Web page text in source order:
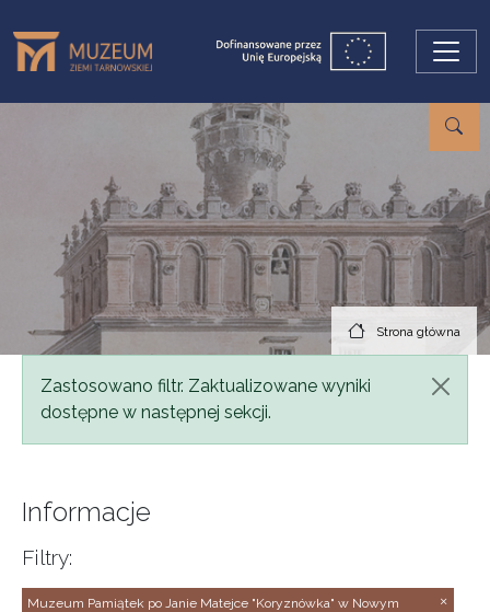
Strona główna
Komunikat
Zastosowano filtr. Zaktualizowane wyniki
dostępne w następnej sekcji.
Informacje
Filtry:
Muzeum Pamiątek po Janie Matejce "Koryznówka" w Nowym